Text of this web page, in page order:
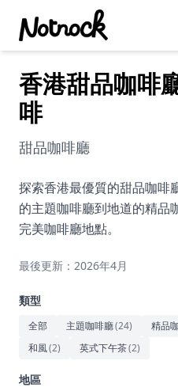
精選活動
博客文章
約會好去處
美食佳餚
品酒
藝術文化
休閒
香港甜品咖啡
啡
甜品咖啡廳
探索香港最優質的甜品咖啡
的主題咖啡廳到地道的精品
完美咖啡廳地點。
最後更新：2026年4月
類型
全部 主題咖啡廳(24) 精品
和風(2) 英式下午茶(2)
地區